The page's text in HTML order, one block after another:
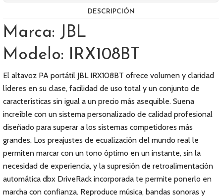
DESCRIPCIÓN
Marca: JBL
Modelo: IRX108BT
El altavoz PA portátil JBL IRX108BT ofrece volumen y claridad
líderes en su clase, facilidad de uso total y un conjunto de
características sin igual a un precio más asequible. Suena
increíble con un sistema personalizado de calidad profesional
diseñado para superar a los sistemas competidores más
grandes. Los preajustes de ecualización del mundo real le
permiten marcar con un tono óptimo en un instante, sin la
necesidad de experiencia, y la supresión de retroalimentación
automática dbx DriveRack incorporada te permite ponerlo en
marcha con confianza. Reproduce música, bandas sonoras y